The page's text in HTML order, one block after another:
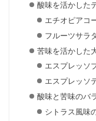
酸味を活かした
エチオピアコ
フルーツサラ
苦味を活かした
エスプレッソ
エスプレッソ
酸味と苦味のバ
シトラス風味